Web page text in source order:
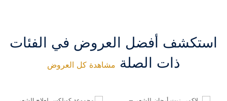
استكشف أفضل العروض في الفئات
ذات الصلة مشاهدة كل العروض